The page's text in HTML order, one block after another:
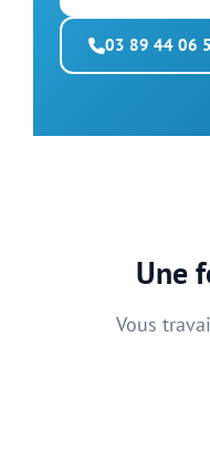
03 89 44 06
Une
Vous